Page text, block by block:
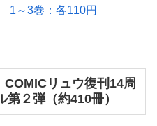
1～3巻：各110円
COMICリュウ復刊14周
２弾（約410冊）